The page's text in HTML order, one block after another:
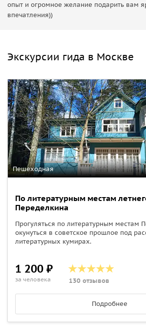
опыт и огромное желание подарить вам
впечатления))
Экскурсии гида в Москве
Пешеходная
По литературным местам
Переделкина
Прогуляться по литературным местам
окунуться в советское прошлое под
литературных кумирах.
1 200 ₽
за человека 130 отзывов
Подробнее